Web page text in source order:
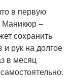
в первую
Маникюр –
сохранить
рук на долгое
в месяц